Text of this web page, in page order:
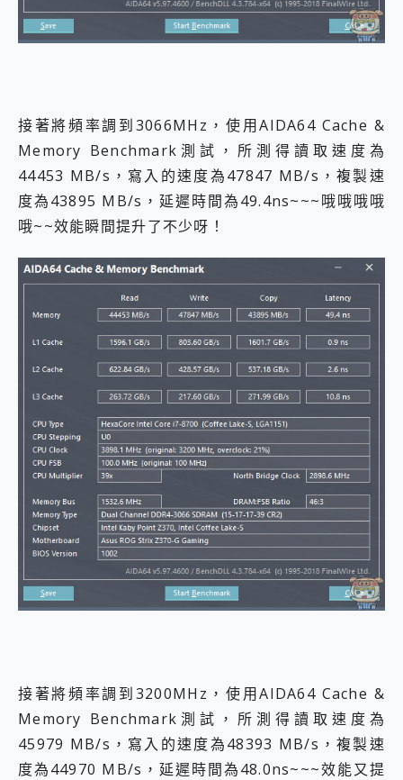
接著將頻率調到3066MHz，使用AIDA64 Cache &
Memory Benchmark測試，所測得讀取速度為
44453 MB/s，寫入的速度為47847 MB/s，複製速
度為43895 MB/s，延遲時間為49.4ns~~~哦哦哦哦
哦~~效能瞬間提升了不少呀！
接著將頻率調到3200MHz，使用AIDA64 Cache &
Memory Benchmark測試，所測得讀取速度為
45979 MB/s，寫入的速度為48393 MB/s，複製速
度為44970 MB/s，延遲時間為48.0ns~~~效能又提